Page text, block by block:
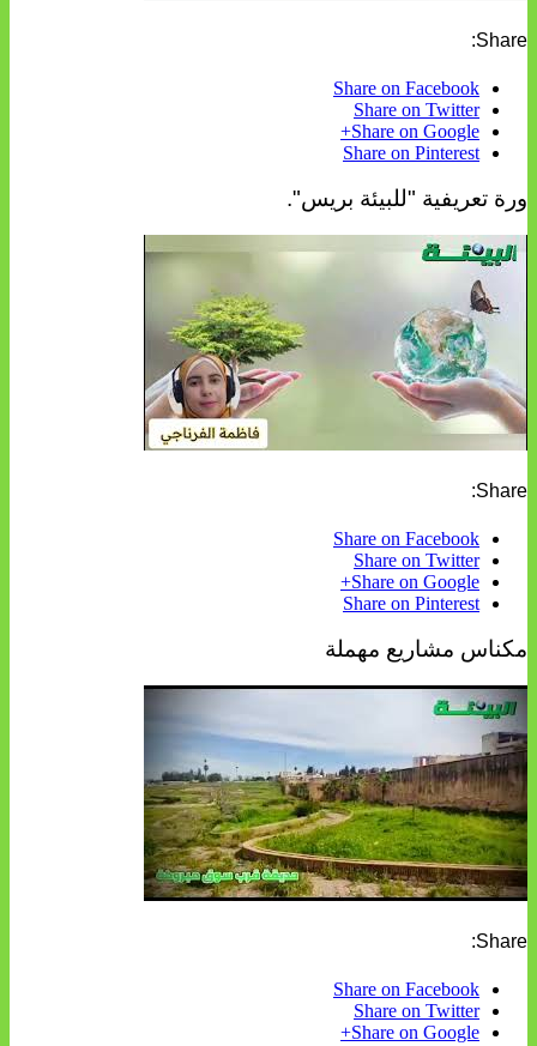
Share:
Share on Facebook
Share on Twitter
Share on Google+
Share on Pinterest
ورة تعريفية "للبيئة بريس".
Share:
Share on Facebook
Share on Twitter
Share on Google+
Share on Pinterest
مكناس مشاريع مهملة
Share:
Share on Facebook
Share on Twitter
Share on Google+